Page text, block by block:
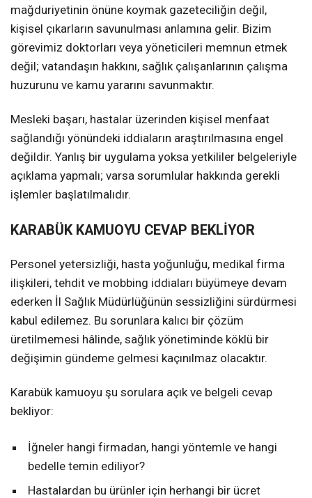
mağduriyetinin önüne koymak gazeteciliğin değil,
kişisel çıkarların savunulması anlamına gelir. Bizim
görevimiz doktorları veya yöneticileri memnun etmek
değil; vatandaşın hakkını, sağlık çalışanlarının çalışma
huzurunu ve kamu yararını savunmaktır.
Mesleki başarı, hastalar üzerinden kişisel menfaat
sağlandığı yönündeki iddiaların araştırılmasına engel
değildir. Yanlış bir uygulama yoksa yetkililer belgeleriyle
açıklama yapmalı; varsa sorumlular hakkında gerekli
işlemler başlatılmalıdır.
KARABÜK KAMUOYU CEVAP BEKLİYOR
Personel yetersizliği, hasta yoğunluğu, medikal firma
ilişkileri, tehdit ve mobbing iddiaları büyümeye devam
ederken İl Sağlık Müdürlüğünün sessizliğini sürdürmesi
kabul edilemez. Bu sorunlara kalıcı bir çözüm
üretilmemesi hâlinde, sağlık yönetiminde köklü bir
değişimin gündeme gelmesi kaçınılmaz olacaktır.
Karabük kamuoyu şu sorulara açık ve belgeli cevap
bekliyor:
İğneler hangi firmadan, hangi yöntemle ve hangi
bedelle temin ediliyor?
Hastalardan bu ürünler için herhangi bir ücret